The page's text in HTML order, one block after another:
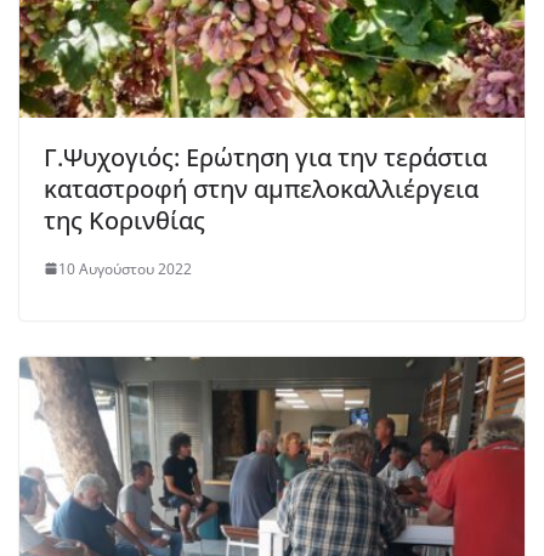
Γ.Ψυχογιός: Ερώτηση για την τεράστια
καταστροφή στην αμπελοκαλλιέργεια
της Κορινθίας
10 Αυγούστου 2022